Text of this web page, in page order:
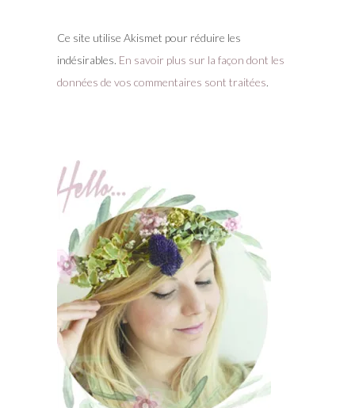
Ce site utilise Akismet pour réduire les
indésirables. En savoir plus sur la façon dont les
données de vos commentaires sont traitées.